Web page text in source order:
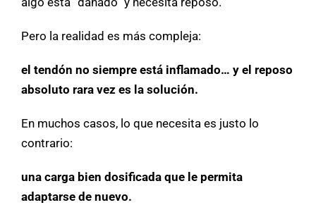
Pero la realidad es más compleja:
el tendón no siempre está inflamado… y el reposo
absoluto rara vez es la solución.
En muchos casos, lo que necesita es justo lo
contrario:
una carga bien dosificada que le permita
adaptarse de nuevo.